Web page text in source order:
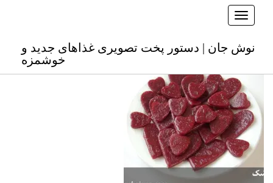
Toggle navigation
نوش جان | دستور پخت تصویری غذاهای جدید و
خوشمزه